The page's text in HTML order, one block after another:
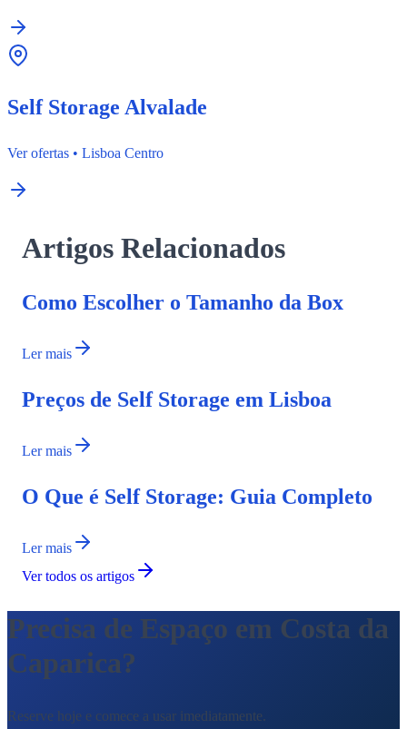
Self Storage Alvalade
Ver ofertas • Lisboa Centro
Artigos Relacionados
Como Escolher o Tamanho da Box
Ler mais
Preços de Self Storage em Lisboa
Ler mais
O Que é Self Storage: Guia Completo
Ler mais
Ver todos os artigos
Precisa de Espaço em Costa da
Caparica?
Reserve hoje e comece a usar imediatamente.